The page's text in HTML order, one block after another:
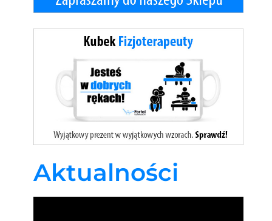
Aktualności